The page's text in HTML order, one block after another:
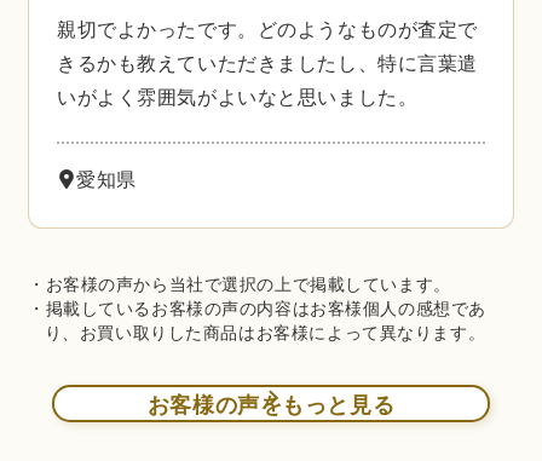
親切でよかったです。どのようなものが査定で
きるかも教えていただきましたし、特に言葉遣
いがよく雰囲気がよいなと思いました。
愛知県
・お客様の声から当社で選択の上で掲載しています。
・掲載しているお客様の声の内容はお客様個人の感想であ
り、お買い取りした商品はお客様によって異なります。
お客様の声をもっと見る